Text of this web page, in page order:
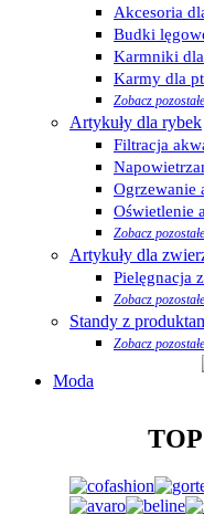
Akcesoria
Budki
Karmniki
Karmy dla
Zobacz pozostałe
Artykuły dla rybek
Filtracja
Ogrzewanie
Oświetlenie
Zobacz pozostałe
Artykuły dla
Pielęgnacja
Zobacz pozostałe
Standy z
Zobacz pozostałe
Moda